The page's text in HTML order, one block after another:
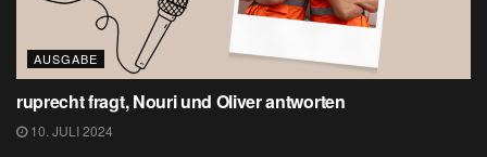
AUSGABE
ruprecht fragt, Nouri und Oliver antworten
10. JULI 2024